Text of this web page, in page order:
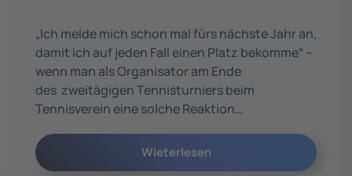
„Ich melde mich schon mal fürs nächste Jahr an,
damit ich auf jeden Fall einen Platz bekomme“ –
wenn man als Organisator am Ende
des zweitägigen Tennisturniers beim
Tennisverein eine solche Reaktion…
Wieterlesen